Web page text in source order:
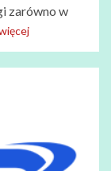
zarówno w